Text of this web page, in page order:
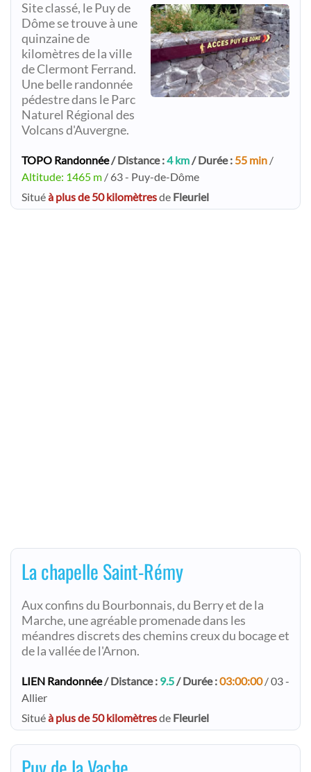
Site classé, le Puy de
Dôme se trouve à une
quinzaine de
kilomètres de la ville
de Clermont Ferrand.
Une belle randonnée
pédestre dans le Parc
Naturel Régional des
Volcans d'Auvergne.
TOPO Randonnée/ Distance :4 km/ Durée : 55 min /
Altitude: 1465 m / 63 - Puy-de-Dôme
Situéà plus de 50 kilomètresde Fleuriel
La chapelle Saint-Rémy
Aux confins du Bourbonnais, du Berry et de la
Marche, une agréable promenade dans les
méandres discrets des chemins creux du bocage et
de la vallée de l'Arnon.
LIEN Randonnée/ Distance : 9.5/ Durée :03:00:00/ 03 -
Allier
Situéà plus de 50 kilomètresde Fleuriel